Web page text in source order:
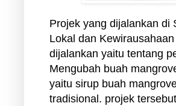
Projek yang dijalankan di
Lokal dan
dijalankan yaitu tentang
Mengubah buah
yaitu sirup buah
tradisional. projek